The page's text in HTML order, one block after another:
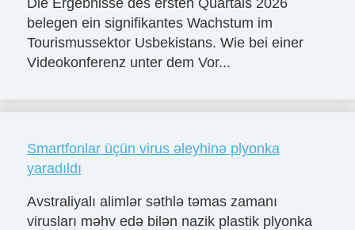
Die Ergebnisse des ersten Quartals 2026
belegen ein signifikantes Wachstum im
Tourismussektor Usbekistans. Wie bei einer
Videokonferenz unter dem Vor...
Smartfonlar üçün virus əleyhinə plyonka
yaradıldı
Avstraliyalı alimlər səthlə təmas zamanı
virusları məhv edə bilən nazik plastik plyonka